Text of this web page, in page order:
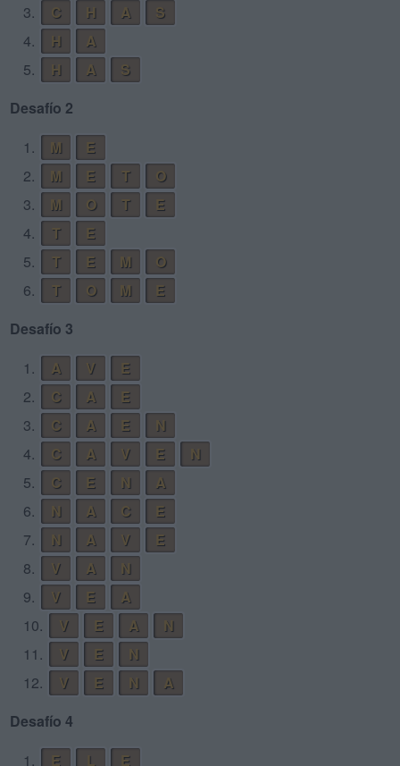
3.
C H A
S
4.
H
A
5.
H A
S
Desafío 2
1.
M
E
2.
M E T
O
3.
M O T
E
4.
T
E
5.
T E M
O
6.
T O M
E
Desafío 3
1.
A V
E
2.
C A
E
3.
C A E
N
4.
C A V E
N
5.
C E N
A
6.
N A C
E
7.
N A V
E
8.
V A
N
9.
V E
A
10.
V E A
N
11.
V E
N
12.
V E N
A
Desafío 4
1.
E L
E